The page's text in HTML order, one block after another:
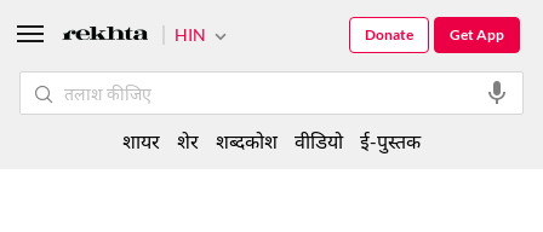
HIN Get App
Donate
शायर शेर शब्दकोश वीडियो ई-पुस्तक